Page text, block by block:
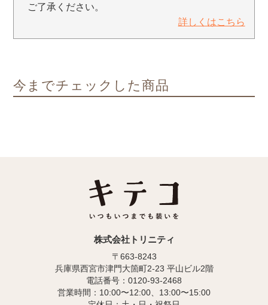
ご了承ください。
詳しくはこちら
今までチェックした商品
株式会社トリニティ
〒663-8243
兵庫県西宮市津門大箇町2-23 平山ビル2階
電話番号：0120-93-2468
営業時間：10:00〜12:00、13:00〜15:00